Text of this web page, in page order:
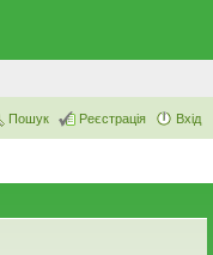
Вхід
Реєстрація
Пошук